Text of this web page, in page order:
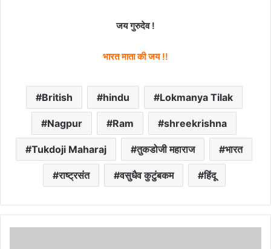
जय गुरुदेव !
भारत माता की जय !!
British hindu Lokmanya Tilak
Nagpur Ram shreekrishna
Tukdoji Maharaj तुकडोजी महाराज भारत
राष्ट्रसंत वसुधैव कुटुंबकम हिंदू